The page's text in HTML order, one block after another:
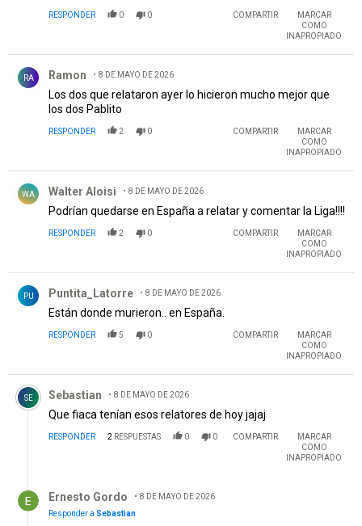
RESPONDER 0 0 COMPARTIR
MARCAR
COMO
INAPROPIADO
RA Ramon 8 DE MAYO DE 2026
Los dos que relataron ayer lo hicieron mucho mejor que
los dos Pablito
RESPONDER 2 0 COMPARTIR
MARCAR
COMO
INAPROPIADO
WA Walter Aloisi 8 DE MAYO DE 2026
Podrían quedarse en España a relatar y comentar la Liga!!!!
RESPONDER 2 0 COMPARTIR
MARCAR
COMO
INAPROPIADO
PU Puntita_Latorre 8 DE MAYO DE 2026
Están donde murieron.. en España.
RESPONDER 5 0 COMPARTIR
MARCAR
COMO
INAPROPIADO
Comentario de Sebastian.
SE Sebastian 8 DE MAYO DE 2026
Que fiaca tenían esos relatores de hoy jajaj
RESPONDER 2 RESPUESTAS 0 0 COMPARTIR
MARCAR
COMO
INAPROPIADO
Ernesto Gordo
8 DE MAYO DE 2026
Responder a Sebastian